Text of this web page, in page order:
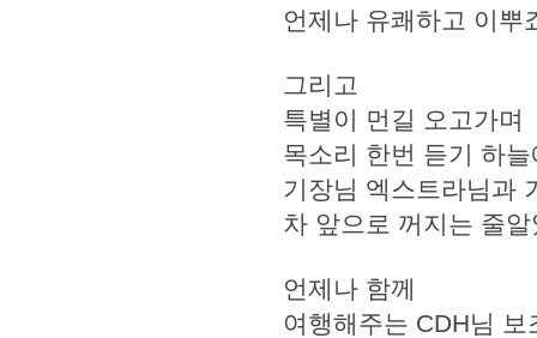
언제나 유쾌하고 이뿌
그리고
특별이 먼길 오고가며
목소리 한번 듣기 하
기장님 엑스트라님과
차 앞으로 꺼지는 줄
언제나 함께
여행해주는 CDH님